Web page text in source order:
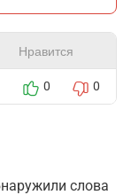
Нравится
0 0
слова